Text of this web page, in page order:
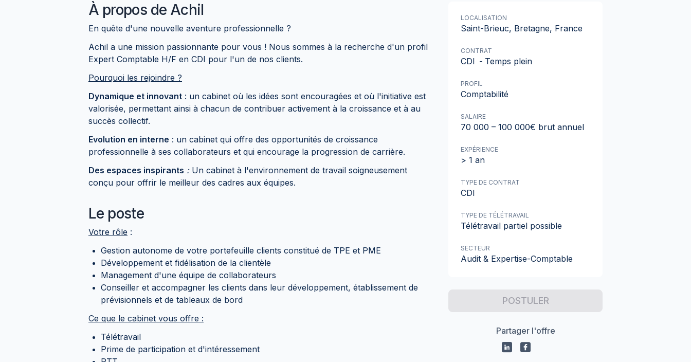
À propos de Achil
En quête d'une nouvelle aventure professionnelle ?
Achil a une mission passionnante pour vous ! Nous sommes à la recherche d'un profil
Expert Comptable H/F en CDI pour l'un de nos clients.
Pourquoi les rejoindre ?
Dynamique et innovant : un cabinet où les idées sont encouragées et où l'initiative est
valorisée, permettant ainsi à chacun de contribuer activement à la croissance et à au
succès collectif.
Evolution en interne : un cabinet qui offre des opportunités de croissance
professionnelle à ses collaborateurs et qui encourage la progression de carrière.
Des espaces inspirants :Un cabinet à l'environnement de travail soigneusement
conçu pour offrir le meilleur des cadres aux équipes.
Le poste
Votre rôle :
Gestion autonome de votre portefeuille clients constitué de TPE et PME
Développement et fidélisation de la clientèle
Management d'une équipe de collaborateurs
Conseiller et accompagner les clients dans leur développement, établissement de
prévisionnels et de tableaux de bord
Ce que le cabinet vous offre :
Télétravail
Prime de participation et d'intéressement
LOCALISATION
Saint-Brieuc, Bretagne, France
CONTRAT
CDI - Temps plein
PROFIL
Comptabilité
SALAIRE
70 000 – 100 000€ brut annuel
EXPÉRIENCE
> 1 an
TYPE DE CONTRAT
CDI
TYPE DE TÉLÉTRAVAIL
Télétravail partiel possible
SECTEUR
Audit & Expertise-Comptable
POSTULER
Partager l'offre